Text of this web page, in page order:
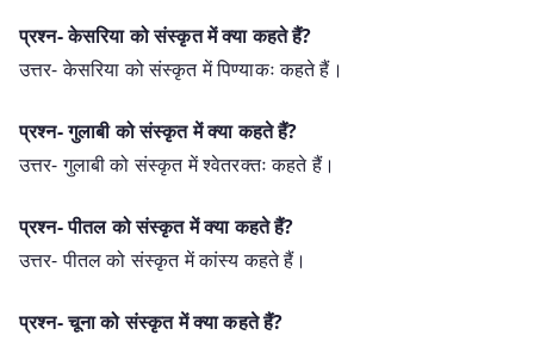
प्रश्न- केसरिया को संस्कृत में क्या कहते हैं?
उत्तर- केसरिया को संस्कृत में पिण्याकः कहते हैं।
प्रश्न- गुलाबी को संस्कृत में क्या कहते हैं?
उत्तर- गुलाबी को संस्कृत में श्वेतरक्तः कहते हैं।
प्रश्न- पीतल को संस्कृत में क्या कहते हैं?
उत्तर- पीतल को संस्कृत में कांस्य कहते हैं।
प्रश्न- चूना को संस्कृत में क्या कहते हैं?